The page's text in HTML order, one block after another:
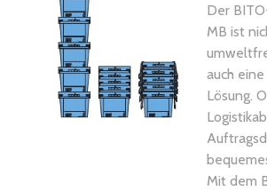
Der
MB ist
auch
Lösung.
Mit dem